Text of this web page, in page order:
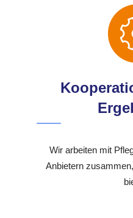
Wir arbeiten mit
Anbietern